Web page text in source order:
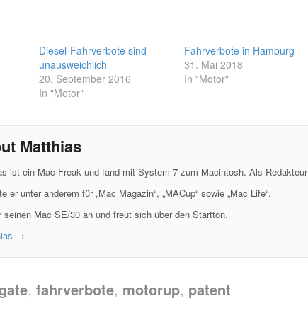
Diesel-Fahrverbote sind
unausweichlich
20. September 2016
In "Motor"
Fahrverbote in Hamburg
31. Mai 2018
In "Motor"
Matthias
ist ein Mac-Freak und fand mit System 7 zum Macintosh. Als Redakteur
er unter anderem für „Mac Magazin“, „MACup“ sowie „Mac Life“.
Mac SE/30 an und freut sich über den Startton.
→
, fahrverbote, motorup, patent